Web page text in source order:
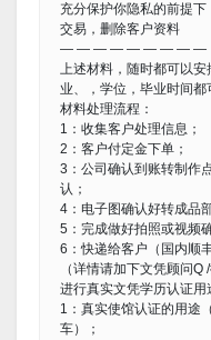
充分保护你隐私的前提
交易，删除客户资料
— — — — — — — — —
上述材料，随时都可以
业、，学位，毕业时间都
材料处理流程：
1：收集客户处理信息；
2：客户付定金下单；
3：公司确认到账转制作
认；
4：电子图确认好转成品
5：完成做好拍照或视频
6：快递给客户（国内顺
（详情请加下文凭顾问
进行真实文凭学历认证用
1：真实使馆认证的用途
车）；